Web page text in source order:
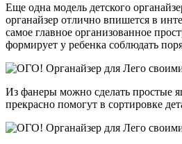
Еще одна модель детского
органайзер отлично впишется в
самое главное организованное
формирует у ребенка соблюдать
Из фанеры можно сделать простые
прекрасно помогут в сортировке